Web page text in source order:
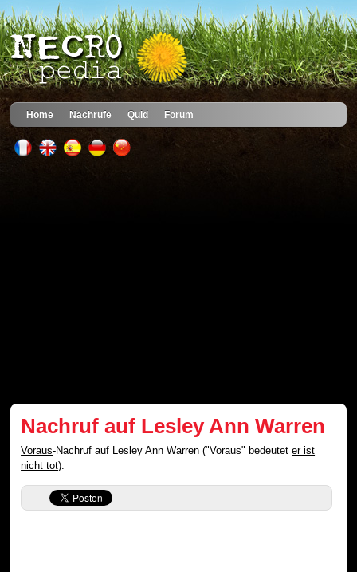
Home Nachrufe Quid Forum
Nachruf auf Lesley Ann Warren
Voraus-Nachruf auf Lesley Ann Warren ("Voraus" bedeuteter ist
nicht tot).